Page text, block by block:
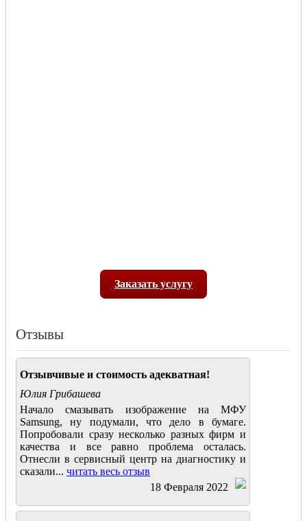
Заказать услугу
Отзывы
Отзывчивые и стоимость адекватная!
Юлия Грибашева
Начало смазывать изображение на МФУ
Samsung, ну подумали, что дело в бумаге.
Попробовали сразу несколько разных фирм и
качества и все равно проблема осталась.
Отнесли в сервисный центр на диагностику и
сказали... читать весь отзыв
18 Февраля 2022